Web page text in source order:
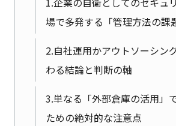
場で多発する「管理方法の課
2.自社運用かアウトソーシン
わる結論と判断の軸
3.単なる「外部倉庫の活用」
ための絶対的な注意点